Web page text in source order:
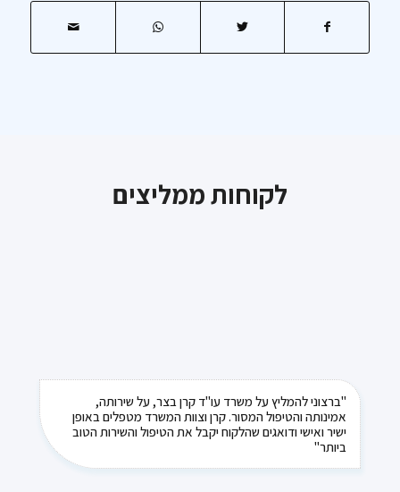
לקוחות ממליצים
"ברצוני להמליץ על משרד עו"ד קרן בצר, על שירותה,
אמינותה והטיפול המסור. קרן וצוות המשרד מטפלים באופן
ישיר ואישי ודואגים שהלקוח יקבל את הטיפול והשירות הטוב
ביותר"